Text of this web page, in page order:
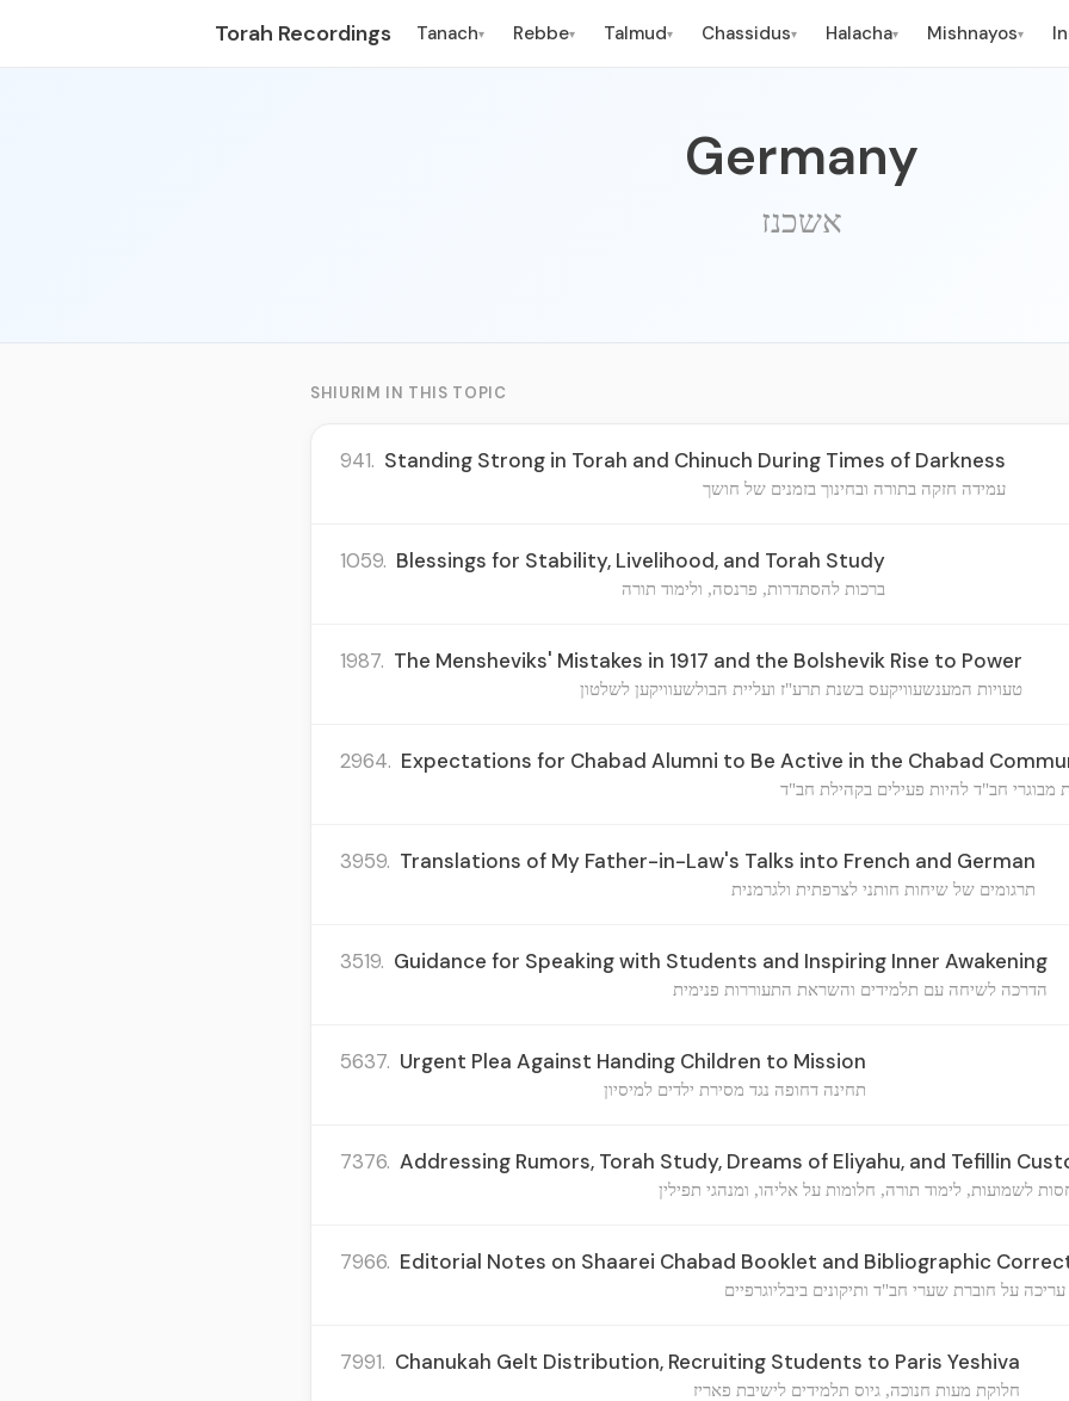
Torah Recordings Tanach▾ Rebbe▾ Talmud▾ Chassidus▾ Halacha▾ Mishnayos▾
Germany
אשכנז
SHIURIM IN THIS TOPIC
941. Standing Strong in Torah and Chinuch During Times of Darkness
עמידה חזקה בתורה ובחינוך בזמנים של חושך
1059. Blessings for Stability, Livelihood, and Torah Study
ברכות להסתדרות, פרנסה, ולימוד תורה
1987. The Mensheviks' Mistakes in 1917 and the Bolshevik Rise to Power
טעויות המענשעוויקעס בשנת תרע"ז ועליית הבולשעוויקען לשלטון
2964. Expectations for Chabad Alumni to Be Active in the Chabad
מבוגרי חב"ד להיות פעילים בקהילת חב"ד
3959. Translations of My Father-in-Law's Talks into French and German
תרגומים של שיחות חותני לצרפתית ולגרמנית
3519. Guidance for Speaking with Students and Inspiring Inner Awakening
הדרכה לשיחה עם תלמידים והשראת התעוררות פנימית
5637. Urgent Plea Against Handing Children to Mission
תחינה דחופה נגד מסירת ילדים למיסיון
7376. Addressing Rumors, Torah Study, Dreams of Eliyahu, and Tefillin
לשמועות, לימוד תורה, חלומות על אליהו, ומנהגי תפילין
7966. Editorial Notes on Shaarei Chabad Booklet and Bibliographic
על חוברת שערי חב"ד ותיקונים ביבליוגרפיים
7991. Chanukah Gelt Distribution, Recruiting Students to Paris Yeshiva
חלוקת מעות חנוכה, גיוס תלמידים לישיבת פאריז